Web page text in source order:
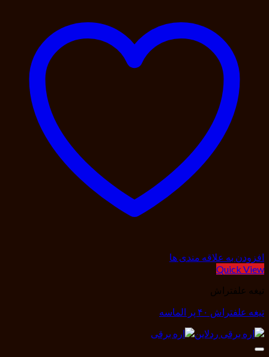
افزودن به علاقه مندی ها
Quick View
تیغه علفتراش
تیغه علفتراش ۴۰ پر الماسه